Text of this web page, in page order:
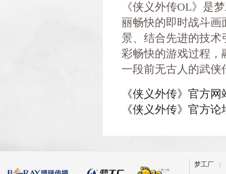
《侠义外传OL》是
丽畅快的即时战斗画
景、结合先进的技术
彩畅快的游戏过程，
一段前无古人的武侠
《侠义外传》官方
《侠义外传》官方论
梦工厂 |